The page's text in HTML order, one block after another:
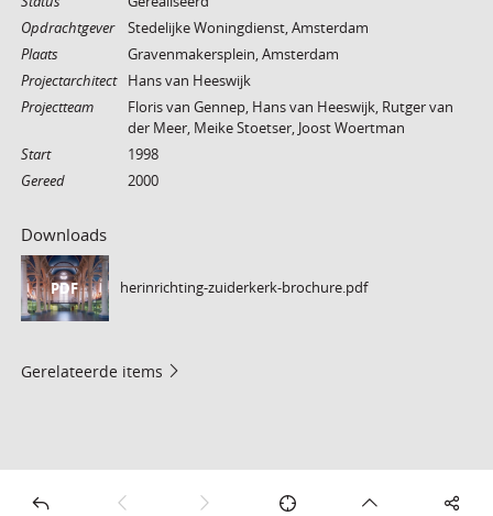
Opdrachtgever
Stedelijke Woningdienst, Amsterdam
Plaats
Gravenmakersplein, Amsterdam
Projectarchitect
Hans van Heeswijk
Projectteam
Floris van Gennep, Hans van Heeswijk, Rutger van
der Meer, Meike Stoetser, Joost Woertman
Start
1998
Gereed
2000
Downloads
PDF herinrichting-zuiderkerk-brochure.pdf
Gerelateerde items